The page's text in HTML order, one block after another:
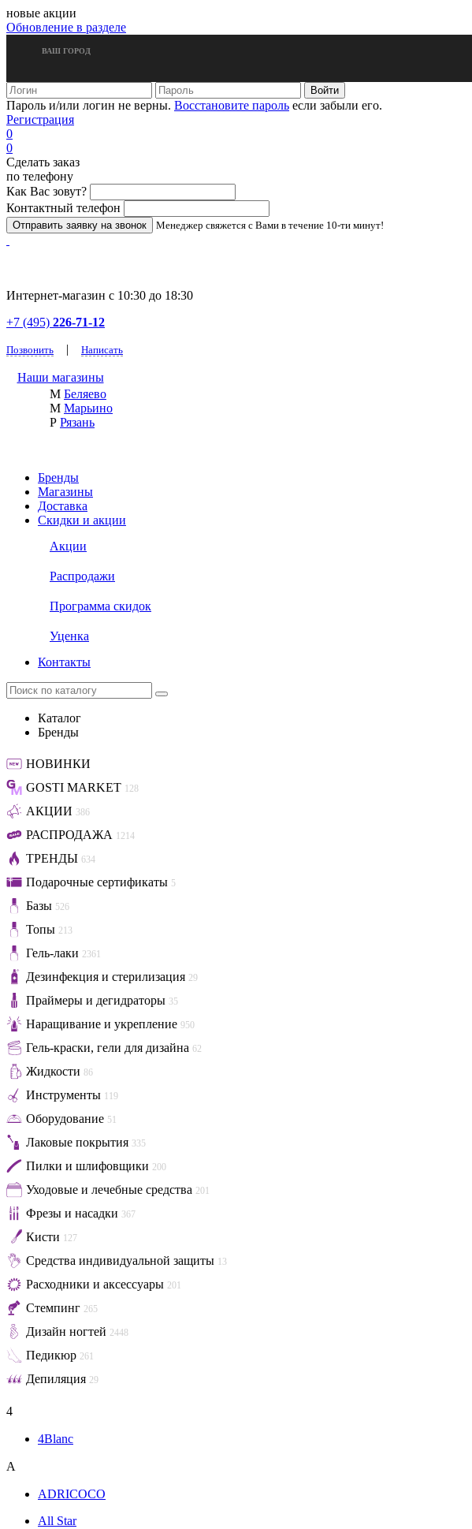
новые акции
Обновление в разделе
ВАШ ГОРОД
Пароль и/или логин не верны. Восстановите пароль если забыли его.
Регистрация
0
0
Сделать заказ
по телефону
Как Вас зовут?
Контактный телефон
Менеджер свяжется с Вами в течение 10-ти минут!
Интернет-магазин с 10:30 до 18:30
+7 (495) 226-71-12
Позвонить | Написать
Наши магазины
М Беляево
М Марьино
Р Рязань
Бренды
Магазины
Доставка
Скидки и акции
Акции
Распродажи
Программа скидок
Уценка
Контакты
Каталог
Бренды
НОВИНКИ
GOSTI MARKET 128
АКЦИИ 386
РАСПРОДАЖА 1214
ТРЕНДЫ 634
Подарочные сертификаты 5
Базы 526
Топы 213
Гель-лаки 2361
Дезинфекция и стерилизация 29
Праймеры и дегидраторы 35
Наращивание и укрепление 950
Гель-краски, гели для дизайна 62
Жидкости 86
Инструменты 119
Оборудование 51
Лаковые покрытия 335
Пилки и шлифовщики 200
Уходовые и лечебные средства 201
Фрезы и насадки 367
Кисти 127
Средства индивидуальной защиты 13
Расходники и аксессуары 201
Стемпинг 265
Дизайн ногтей 2448
Педикюр 261
Депиляция 29
4
4Blanc
A
ADRICOCO
All Star